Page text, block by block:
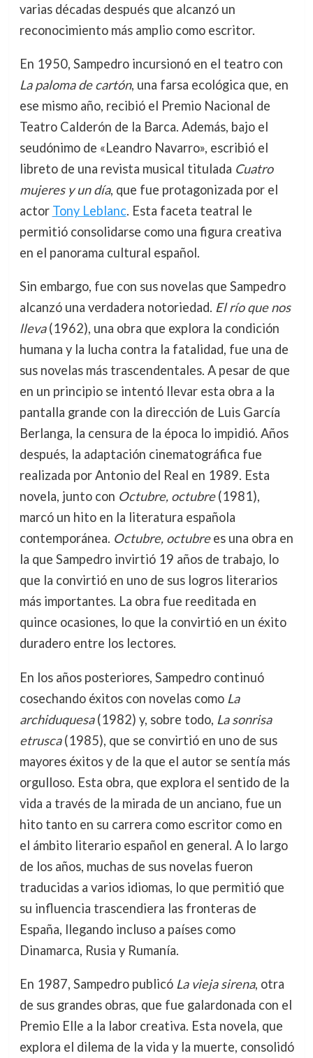
varias décadas después que alcanzó un
reconocimiento más amplio como escritor.
En 1950, Sampedro incursionó en el teatro con
La paloma de cartón, una farsa ecológica que, en
ese mismo año, recibió el Premio Nacional de
Teatro Calderón de la Barca. Además, bajo el
seudónimo de «Leandro Navarro», escribió el
libreto de una revista musical titulada Cuatro
mujeres y un día, que fue protagonizada por el
actor Tony Leblanc. Esta faceta teatral le
permitió consolidarse como una figura creativa
en el panorama cultural español.
Sin embargo, fue con sus novelas que Sampedro
alcanzó una verdadera notoriedad. El río que nos
lleva(1962), una obra que explora la condición
humana y la lucha contra la fatalidad, fue una de
sus novelas más trascendentales. A pesar de que
en un principio se intentó llevar esta obra a la
pantalla grande con la dirección de Luis García
Berlanga, la censura de la época lo impidió. Años
después, la adaptación cinematográfica fue
realizada por Antonio del Real en 1989. Esta
novela, junto con Octubre, octubre(1981),
marcó un hito en la literatura española
contemporánea. Octubre, octubrees una obra en
la que Sampedro invirtió 19 años de trabajo, lo
que la convirtió en uno de sus logros literarios
más importantes. La obra fue reeditada en
quince ocasiones, lo que la convirtió en un éxito
duradero entre los lectores.
En los años posteriores, Sampedro continuó
cosechando éxitos con novelas como La
archiduquesa(1982) y, sobre todo, La sonrisa
etrusca(1985), que se convirtió en uno de sus
mayores éxitos y de la que el autor se sentía más
orgulloso. Esta obra, que explora el sentido de la
vida a través de la mirada de un anciano, fue un
hito tanto en su carrera como escritor como en
el ámbito literario español en general. A lo largo
de los años, muchas de sus novelas fueron
traducidas a varios idiomas, lo que permitió que
su influencia trascendiera las fronteras de
España, llegando incluso a países como
Dinamarca, Rusia y Rumanía.
En 1987, Sampedro publicó La vieja sirena, otra
de sus grandes obras, que fue galardonada con el
Premio Elle a la labor creativa. Esta novela, que
explora el dilema de la vida y la muerte, consolidó